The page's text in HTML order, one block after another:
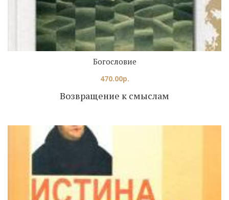
Возвращение к смыслам
Богословие
470.00р.